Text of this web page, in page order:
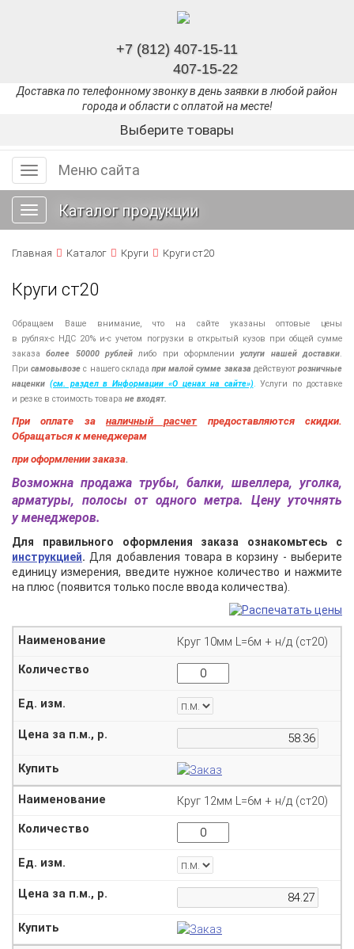
+7 (812) 407-15-11
407-15-22
Доставка по телефонному звонку в день заявки в любой район
города и области с оплатой на месте!
Выберите товары
Меню
сайта
Меню сайта
Toggle
navigation
Каталог продукции
Главная Каталог Круги Круги ст20
Круги ст20
Обращаем Ваше внимание, что на сайте указаны оптовые цены
в рублях-с НДС 20% и-с учетом погрузки в открытый кузов при общей сумме
заказаболее 50000 рублей либо при оформленииуслуги нашейдоставки.
Присамовывозе с нашего складапри малой сумме заказа действуютрозничные
наценки (см. раздел в Информации «О ценах на сайте»). Услуги по доставке
и резке в стоимость товара не входят.
При оплате за наличный расчет предоставляютсяскидки.
Обращаться к менеджерам
при оформлении заказа.
Возможна продажа трубы, балки, швеллера, уголка,
арматуры, полосы от одного метра. Цену уточнять
у менеджеров.
Для правильного оформления заказа ознакомьтесь с
инструкцией. Для добавления товара в корзину - выберите
единицу измерения, введите нужное количество и нажмите
на плюс (появится только после ввода количества).
Круг 10мм L=6м + н/д (ст20)
Круг 12мм L=6м + н/д (ст20)